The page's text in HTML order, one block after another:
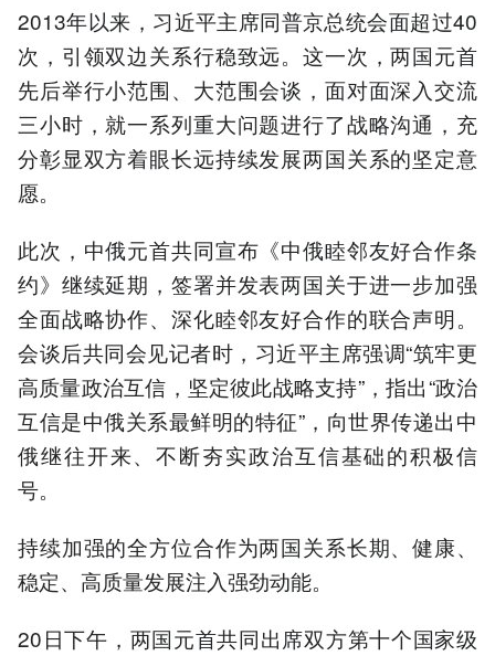
2013年以来，习近平主席同普京总统会面超过40
次，引领双边关系行稳致远。这一次，两国元首
先后举行小范围、大范围会谈，面对面深入交流
三小时，就一系列重大问题进行了战略沟通，充
分彰显双方着眼长远持续发展两国关系的坚定意
愿。
此次，中俄元首共同宣布《中俄睦邻友好合作条
约》继续延期，签署并发表两国关于进一步加强
全面战略协作、深化睦邻友好合作的联合声明。
会谈后共同会见记者时，习近平主席强调“筑牢更
高质量政治互信，坚定彼此战略支持”，指出“政治
互信是中俄关系最鲜明的特征”，向世界传递出中
俄继往开来、不断夯实政治互信基础的积极信
号。
持续加强的全方位合作为两国关系长期、健康、
稳定、高质量发展注入强劲动能。
20日下午，两国元首共同出席双方第十个国家级